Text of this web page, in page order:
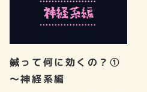
鍼って何に効くの？①
～神経系編